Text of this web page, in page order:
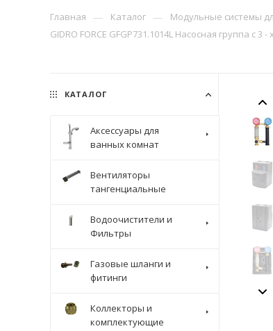
Главная — Каталог — Модульные системы
GIDRO FORCE GFGP731.1014L Насосная группа c
КАТАЛОГ
Аксессуары для
ванных комнат
Вентиляторы
тангенциальные
Водоочистители и
Фильтры
Газовые шланги и
фитинги
Коллекторы и
комплектующие